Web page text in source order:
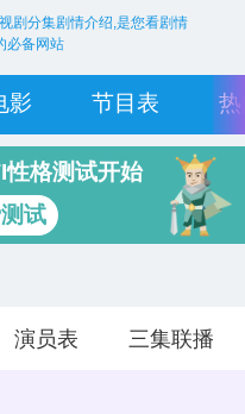
剧分集剧情介绍,是您看剧情
必备网站
影 节目表
格测试开始
试
演员表 三集联播